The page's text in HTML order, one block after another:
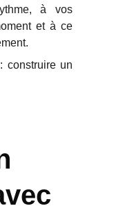
à vos
et à ce
construire un